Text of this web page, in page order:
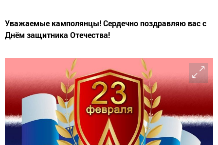
Уважаемые камполянцы! Сердечно поздравляю вас с
Днём защитника Отечества!